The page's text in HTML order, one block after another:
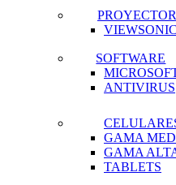
VIEWSONIC
SOFTWARE
ANTIVIRUS
GAMA
GAMA
TABLETS